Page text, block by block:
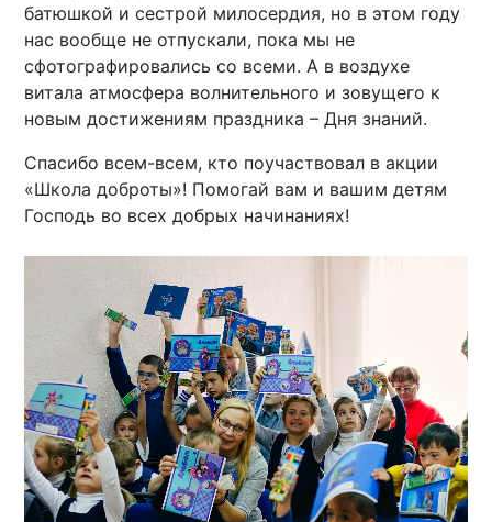
батюшкой и сестрой милосердия, но в этом году
нас вообще не отпускали, пока мы не
сфотографировались со всеми. А в воздухе
витала атмосфера волнительного и зовущего к
новым достижениям праздника – Дня знаний.
Спасибо всем-всем, кто поучаствовал в акции
«Школа доброты»! Помогай вам и вашим детям
Господь во всех добрых начинаниях!